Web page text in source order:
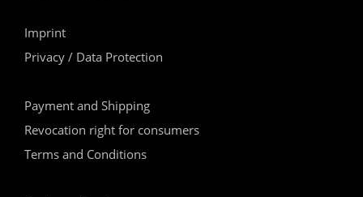
Imprint
Privacy / Data Protection
Payment and Shipping
Revocation right for consumers
Terms and Conditions